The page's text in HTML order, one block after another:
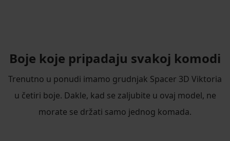
Boje koje pripadaju svakoj komodi
Trenutno u ponudi imamo grudnjak Spacer 3D Viktoria
u četiri boje. Dakle, kad se zaljubite u ovaj model, ne
morate se držati samo jednog komada.